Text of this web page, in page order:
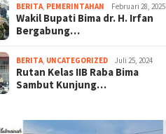
BERITA PEMERINTAHAN Februari 28, 2025
Wakil Bupati Bima dr. H. Irfan
Bergabung…
BERITA UNCATEGORIZED Juli 25, 2024
Rutan Kelas IIB Raba Bima
Sambut Kunjung…